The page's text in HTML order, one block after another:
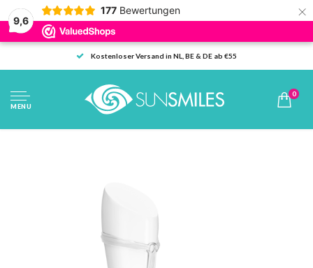
9,6
177 Bewertungen ×
Kostenloser Versand in NL, BE & DE ab €55
MENU
0